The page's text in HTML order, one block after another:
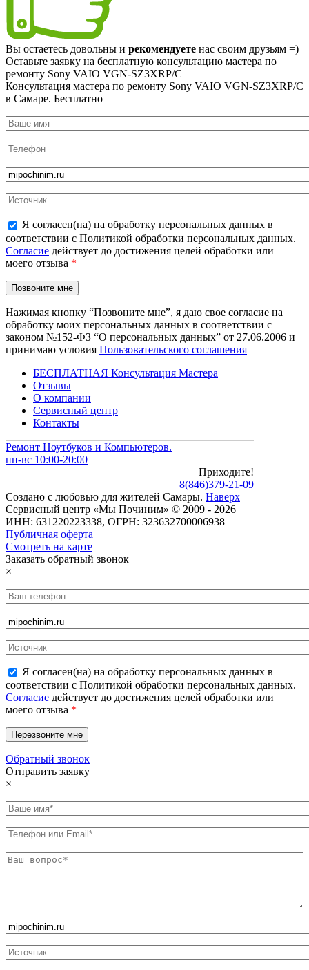
Вы остаетесь довольны и рекомендуете нас своим друзьям =)
Оставьте заявку на бесплатную консультацию мастера по
ремонту Sony VAIO VGN-SZ3XRP/C
Консультация мастера по ремонту Sony VAIO VGN-SZ3XRP/C
в Самаре. Бесплатно
Я согласен(на) на обработку персональных данных в
соответствии с Политикой обработки персональных данных.
Согласие действует до достижения целей обработки или
моего отзыва *
Нажимая кнопку “Позвоните мне”, я даю свое согласие на
обработку моих персональных данных в соответствии с
законом №152-ФЗ “О персональных данных” от 27.06.2006 и
принимаю условия Пользовательского соглашения
БЕСПЛАТНАЯ Консультация Мастера
Отзывы
О компании
Сервисный центр
Контакты
Ремонт Ноутбуков и Компьютеров.
пн-вс 10:00-20:00
Приходите!
8(846)379-21-09
Создано с любовью для жителей Самары. Наверх
Сервисный центр «Мы Починим» © 2009 - 2026
ИНН: 631220223338, ОГРН: 323632700006938
Публичная оферта
Смотреть на карте
Заказать обратный звонок
×
Я согласен(на) на обработку персональных данных в
соответствии с Политикой обработки персональных данных.
Согласие действует до достижения целей обработки или
моего отзыва *
Обратный звонок
Отправить заявку
×